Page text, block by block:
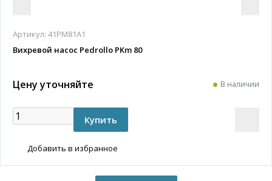
Артикул: 41PM81A1
Вихревой насос Pedrollo PKm 80
Цену уточняйте В наличии
Добавить в избранное